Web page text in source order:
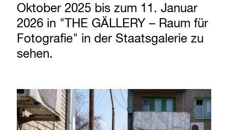
Oktober 2025 bis zum 11. Januar
2026 in "THE GÄLLERY – Raum für
Fotografie" in der Staatsgalerie zu
sehen.